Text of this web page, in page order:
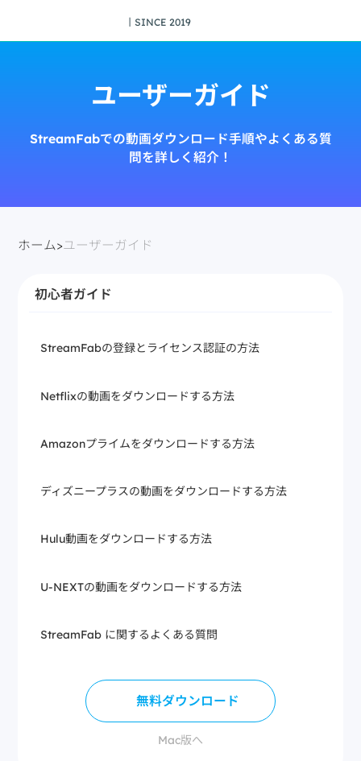
丨SINCE 2019
ユーザーガイド
StreamFabでの動画ダウンロード手順やよくある質
問を詳しく紹介！
ホーム>ユーザーガイド
初心者ガイド
StreamFabの登録とライセンス認証の方法
Netflixの動画をダウンロードする方法
Amazonプライムをダウンロードする方法
ディズニープラスの動画をダウンロードする方法
Hulu動画をダウンロードする方法
U-NEXTの動画をダウンロードする方法
StreamFab に関するよくある質問
無料ダウンロード
Mac版へ